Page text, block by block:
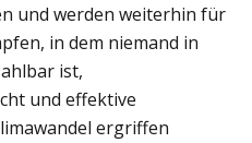
und werden weiterhin für
in dem niemand in
ist,
und effektive
ergriffen